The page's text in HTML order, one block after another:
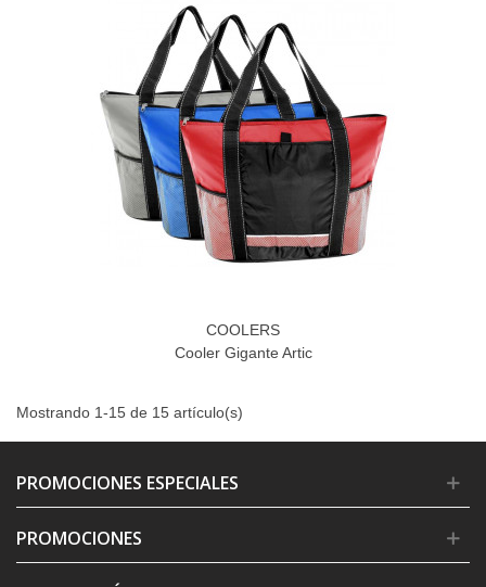
COOLERS
Cooler Gigante Artic
Mostrando 1-15 de 15 artículo(s)
PROMOCIONES ESPECIALES
PROMOCIONES